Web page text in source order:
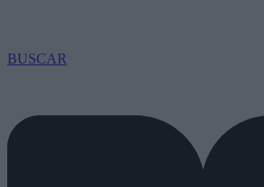
BUSCAR